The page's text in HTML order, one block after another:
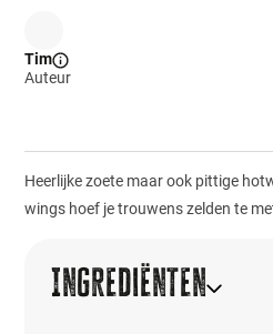
Tim
Auteur
Heerlijke zoete maar ook pittige
wings hoef je trouwens zelden te
Ingrediënten